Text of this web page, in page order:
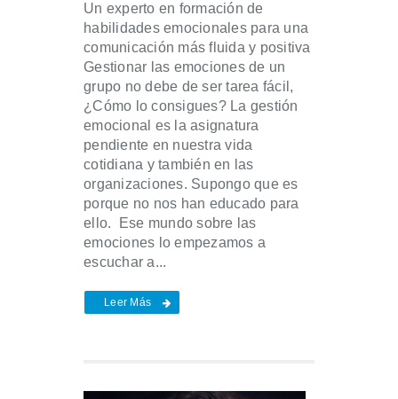
Un experto en formación de
habilidades emocionales para una
comunicación más fluida y positiva
Gestionar las emociones de un
grupo no debe de ser tarea fácil,
¿Cómo lo consigues? La gestión
emocional es la asignatura
pendiente en nuestra vida
cotidiana y también en las
organizaciones. Supongo que es
porque no nos han educado para
ello. Ese mundo sobre las
emociones lo empezamos a
escuchar a...
Leer Más